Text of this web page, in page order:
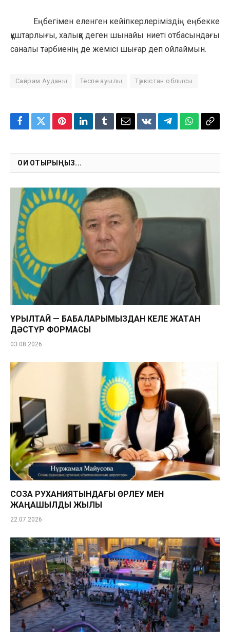
Еңбегімен еленген кейіпкерлеріміздің еңбекке
құштарлығы, халыққа деген шынайы ниеті отбасындағы
саналы тәрбиенің де жемісі шығар деп ойлаймын.
Сайрам Ауданы Теспе ауылы Түркістан облысы
Facebook
TwitterPinterestLinkedInTumblrEmailVKontakte
TelegramWhatsApp
Copy
ОҚИ ОТЫРЫҢЫЗ...
ҚҰРЫЛТАЙ — БАБАЛАРЫМЫЗДАН КЕЛЕ ЖАТҚАН
ДӘСТҮР ФОРМАСЫ
03.08.2026
СОЗАҚ РУХАНИЯТЫНДАҒЫ ӨРЛЕУ МЕН
ЖАҢАШЫЛДЫҚ ЖЫЛЫ
22.07.2026